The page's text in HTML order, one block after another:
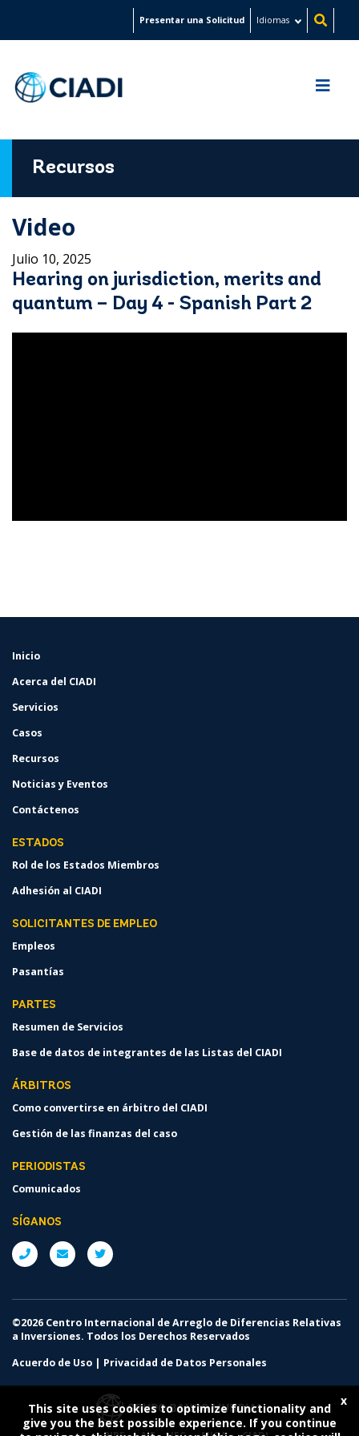
Presentar una Solicitud Idiomas
Recursos
Video
Julio 10, 2025
Hearing on jurisdiction, merits and
quantum – Day 4 - Spanish Part 2
FOOTER
Inicio
Acerca del CIADI
Servicios
Casos
Recursos
Noticias y Eventos
Contáctenos
ESTADOS
Rol de los Estados Miembros
Adhesión al CIADI
SOLICITANTES DE EMPLEO
Empleos
Pasantías
PARTES
Resumen de Servicios
Base de datos de integrantes de las Listas del CIADI
ÁRBITROS
Como convertirse en árbitro del CIADI
Gestión de las finanzas del caso
PERIODISTAS
Comunicados
SÍGANOS
x
This site uses cookies to optimize functionality and
give you the best possible experience. If you continue
©2026 Centro Internacional de Arreglo de Diferencias Relativas
a Inversiones. Todos los Derechos Reservados
Acuerdo de Uso | Privacidad de Datos Personales